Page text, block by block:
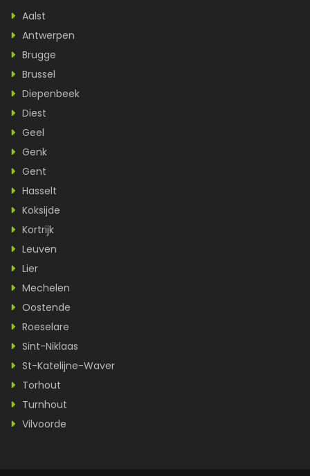
Aalst
Antwerpen
Brugge
Brussel
Diepenbeek
Diest
Geel
Genk
Gent
Hasselt
Koksijde
Kortrijk
Leuven
Lier
Mechelen
Oostende
Roeselare
Sint-Niklaas
St-Katelijne-Waver
Torhout
Turnhout
Vilvoorde